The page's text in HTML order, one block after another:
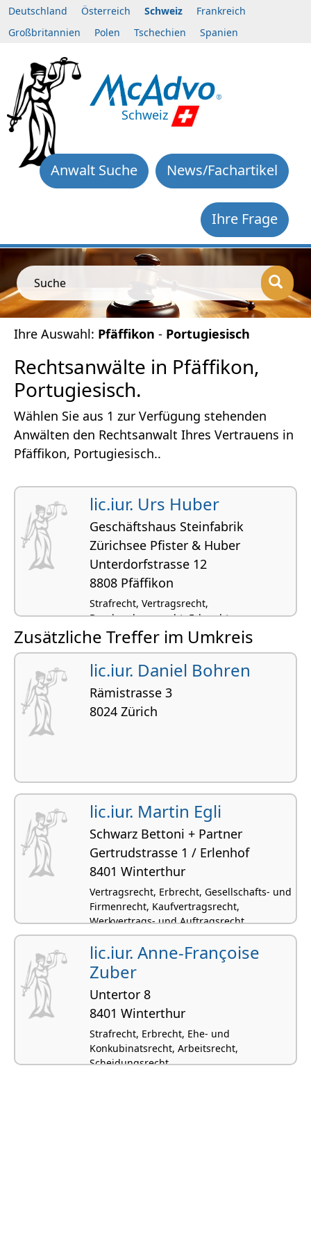
Deutschland Österreich Schweiz
Frankreich
Großbritannien
Polen Tschechien Spanien
Schweiz
News/Fachartikel
Anwalt Suche
Ihre Frage
Suche
Ihre Auswahl: Pfäffikon - Portugiesisch
Rechtsanwälte in Pfäffikon,
Portugiesisch.
Wählen Sie aus 1 zur Verfügung stehenden
Anwälten den Rechtsanwalt Ihres Vertrauens in
Pfäffikon, Portugiesisch..
lic.iur. Urs Huber
Geschäftshaus Steinfabrik
Zürichsee Pfister & Huber
Unterdorfstrasse 12
8808 Pfäffikon
Strafrecht, Vertragsrecht,
Beurkundungsrecht, Erbrecht,
Gesellschafts- und Firmenrecht
Zusätzliche Treffer im Umkreis
lic.iur. Daniel Bohren
Rämistrasse 3
8024 Zürich
lic.iur. Martin Egli
Schwarz Bettoni + Partner
Gertrudstrasse 1 / Erlenhof
8401 Winterthur
Vertragsrecht, Erbrecht, Gesellschafts- und
Firmenrecht, Kaufvertragsrecht,
Werkvertrags- und Auftragsrecht
lic.iur. Anne-Françoise
Zuber
Untertor 8
8401 Winterthur
Strafrecht, Erbrecht, Ehe- und
Konkubinatsrecht, Arbeitsrecht,
Scheidungsrecht